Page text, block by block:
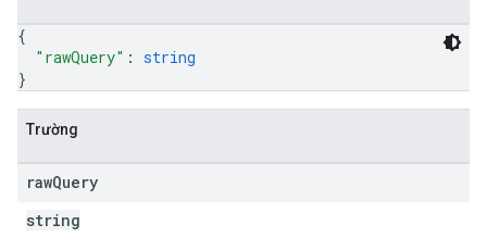
{
"rawQuery" : string
}
Trường
rawQuery
string